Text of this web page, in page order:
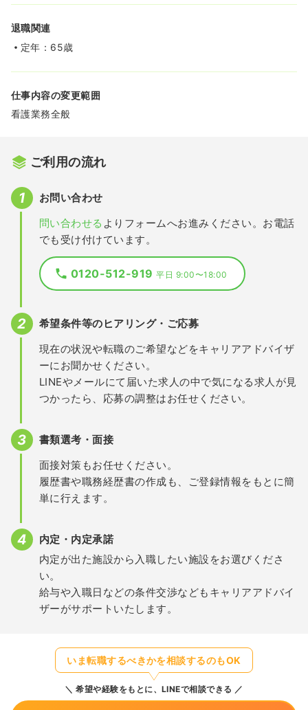
退職関連
定年：65歳
仕事内容の変更範囲
看護業務全般
ご利用の流れ
お問い合わせ
問い合わせる よりフォームへお進みください。お電話
でも受け付けています。
0120-512-919平日 9:00〜18:00
希望条件等のヒアリング・ご応募
現在の状況や転職のご希望などをキャリアアドバイザ
ーにお聞かせください。
LINEやメールにて届いた求人の中で気になる求人が見
つかったら、応募の調整はお任せください。
書類選考・面接
面接対策もお任せください。
履歴書や職務経歴書の作成も、ご登録情報をもとに簡
単に行えます。
内定・内定承諾
内定が出た施設から入職したい施設をお選びくださ
い。
給与や入職日などの条件交渉などもキャリアアドバイ
ザーがサポートいたします。
いま転職するべきかを相談するのもOK
希望や経験をもとに、LINEで相談できる